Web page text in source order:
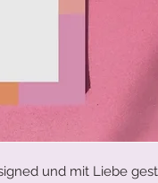
und mit Liebe